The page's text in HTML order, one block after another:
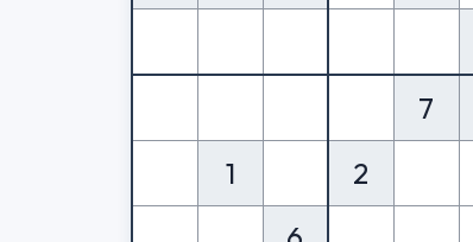
7
1
2